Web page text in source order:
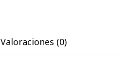
Valoraciones (0)